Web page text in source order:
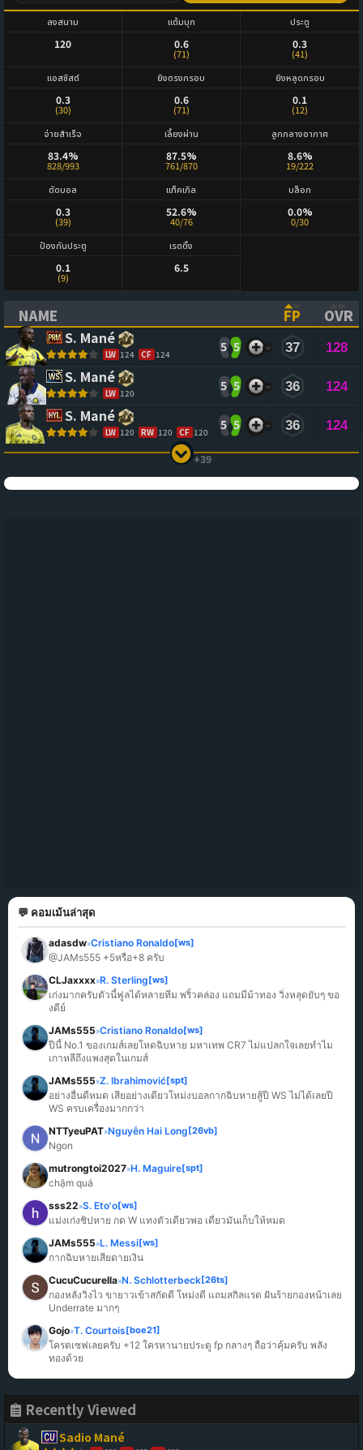
ลงสนาม
120
แต้มบุก
0.6
(71)
ประตู
0.3
(41)
แอสซิสต์
0.3
(30)
ยิงตรงกรอบ
0.6
(71)
ยิงหลุดกรอบ
0.1
(12)
จ่ายสำเร็จ
83.4%
828/993
เลี้ยงผ่าน
87.5%
761/870
ลูกกลางอากาศ
8.6%
19/222
ตัดบอล
0.3
(39)
แท็คเกิล
52.6%
40/76
บล็อก
0.0%
0/30
ป้องกันประตู
0.1
(9)
เรตติ้ง
6.5
NAME
(CLICK TO SORT ASCENDING)
FP
OVR
S. Mané
LW 124 CF 124
5 5 37 128
S. Mané
LW 120
5 5 36 124
S. Mané
LW 120 RW 120 CF 120
5 5 36 124
+39
💬 คอมเม้นล่าสุด
adasdw»Cristiano Ronaldo[ws]
@JAMs555 +5หรือ+8 ครับ
CLJaxxxx»R. Sterling[ws]
เก่งมากครับตัวนี้ฟูลได้หลายทีม พริ้วคล่อง แถมมีม้าทอง วิ่งหลุดยับๆ ขอ
งดีย์
JAMs555»Cristiano Ronaldo[ws]
ปีนี้ No.1 ของเกมส์เลยโหดฉิบหาย มหาเทพ CR7 ไม่แปลกใจเลยทำไม
เกาหลีถึงแพงสุดในเกมส์
JAMs555»Z. Ibrahimović[spt]
อย่างอื่นดีหมด เสียอย่างเดียวโหม่งบอลกากฉิบหายสู้ปี WS ไม่ได้เลยปี
WS ครบเครื่องมากกว่า
NTTyeuPAT»Nguyễn Hai Long [26vb]
Ngon
mutrongtoi2027»H. Maguire[spt]
chậm quá
sss22»S. Eto'o[ws]
แม่งเก่งชิปหาย กด W แทงตัวเดียวพอ เดี๋ยวมันเก็บให้หมด
JAMs555»L. Messi[ws]
กากฉิบหายเสียดายเงิน
CucuCucurella»N. Schlotterbeck[26ts]
กองหลังวิ่งไว ขายาวเข้าสกัดดี โหม่งดี แถมสกิลแรด ฝันร้ายกองหน้าเลย
Underrate มากๆ
Gojo»T. Courtois[boe21]
โครตเซฟเลยครับ +12 ใครหานายประตู fp กลางๆ ถือว่าคุ้มครับ พลัง
ทองด้วย
Recently Viewed
Sadio Mané